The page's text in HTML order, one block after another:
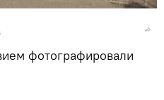
фотографировали